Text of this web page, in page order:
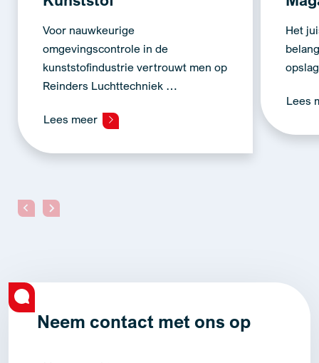
Voor nauwkeurige
omgevingscontrole in de
kunststofindustrie vertrouwt men op
Reinders Luchttechniek …
Lees meer
Het
Lees
Neem contact met ons op